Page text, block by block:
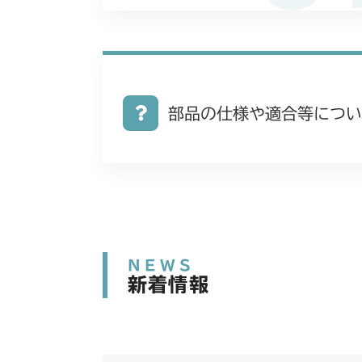
部品の仕様や適合等につ
NEWS
新着情報